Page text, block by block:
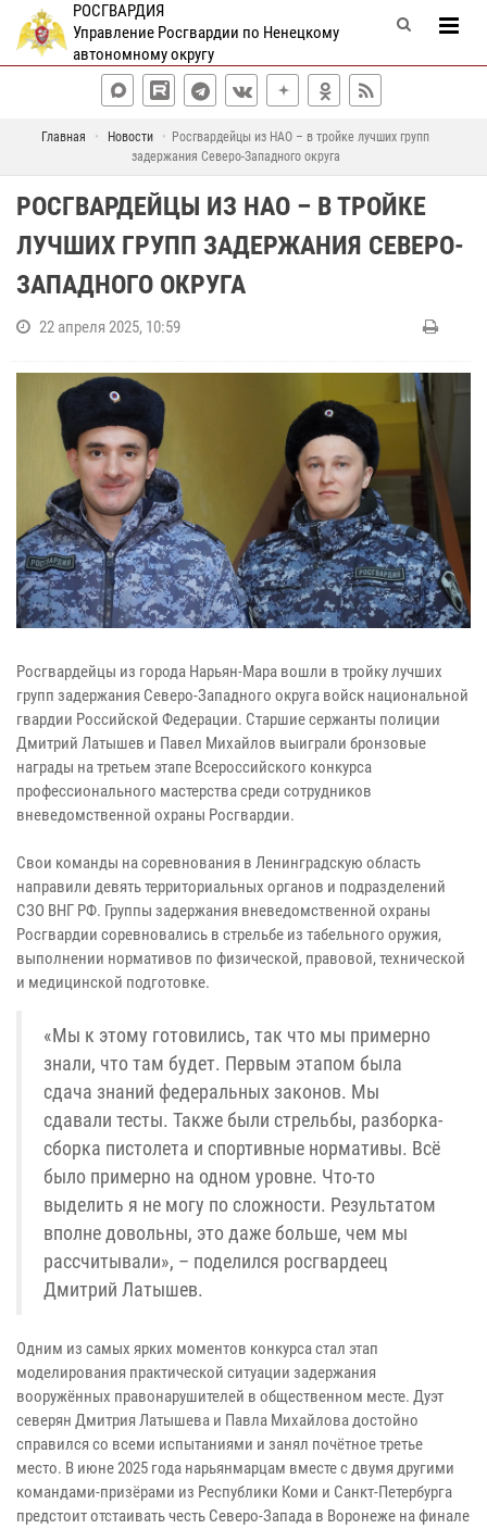
РОСГВАРДИЯ
Управление Росгвардии по Ненецкому
автономному округу
Главная Новости
Росгвардейцы из НАО – в тройке лучших групп
задержания Северо-Западного округа
РОСГВАРДЕЙЦЫ ИЗ НАО – В ТРОЙКЕ
ЛУЧШИХ ГРУПП ЗАДЕРЖАНИЯ СЕВЕРО-
ЗАПАДНОГО ОКРУГА
22 апреля 2025, 10:59
Росгвардейцы из города Нарьян-Мара вошли в тройку лучших
групп задержания Северо-Западного округа войск национальной
гвардии Российской Федерации. Старшие сержанты полиции
Дмитрий Латышев и Павел Михайлов выиграли бронзовые
награды на третьем этапе Всероссийского конкурса
профессионального мастерства среди сотрудников
вневедомственной охраны Росгвардии.
Свои команды на соревнования в Ленинградскую область
направили девять территориальных органов и подразделений
СЗО ВНГ РФ. Группы задержания вневедомственной охраны
Росгвардии соревновались в стрельбе из табельного оружия,
выполнении нормативов по физической, правовой, технической
и медицинской подготовке.
«Мы к этому готовились, так что мы примерно
знали, что там будет. Первым этапом была
сдача знаний федеральных законов. Мы
сдавали тесты. Также были стрельбы, разборка-
сборка пистолета и спортивные нормативы. Всё
было примерно на одном уровне. Что-то
выделить я не могу по сложности. Результатом
вполне довольны, это даже больше, чем мы
рассчитывали», – поделился росгвардеец
Дмитрий Латышев.
Одним из самых ярких моментов конкурса стал этап
моделирования практической ситуации задержания
вооружённых правонарушителей в общественном месте. Дуэт
северян Дмитрия Латышева и Павла Михайлова достойно
справился со всеми испытаниями и занял почётное третье
место. В июне 2025 года нарьянмарцам вместе с двумя другими
командами-призёрами из Республики Коми и Санкт-Петербурга
предстоит отстаивать честь Северо-Запада в Воронеже на финале